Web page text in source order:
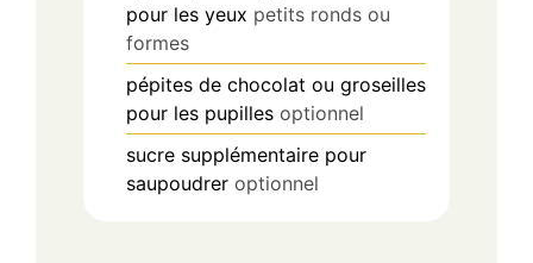
pour les yeux petits ronds ou
formes
pépites de chocolat ou groseilles
pour les pupilles optionnel
sucre supplémentaire pour
saupoudrer optionnel